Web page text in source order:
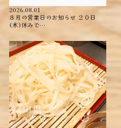
2026.08.01
８月の営業日のお知らせ ２０日
(木)休みで…